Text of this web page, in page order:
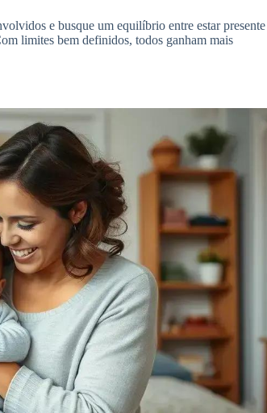
e busque um equilíbrio entre estar presente
limites bem definidos, todos ganham mais